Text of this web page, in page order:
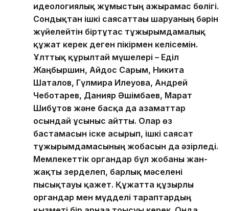
идеологиялық жұмыстың ажырамас бөлігі.
Сондықтан ішкі саясаттағы шаруаның бәрін
жүйелейтін біртұтас тұжырымдамалық
құжат керек деген пікірмен келісемін.
Ұлттық құрылтай мүшелері – Еділ
Жаңбыршин, Айдос Сарым, Никита
Шаталов, Гүлмира Илеуова, Андрей
Чеботарев, Данияр Әшімбаев, Марат
Шибұтов және басқа да азаматтар
осындай ұсыныс айтты. Олар өз
бастамасын іске асырып, ішкі саясат
тұжырымдамасының жобасын да әзірледі.
Мемлекеттік органдар бұл жобаны жан-
жақты зерделеп, барлық мәселені
пысықтауы қажет. Құжатта құзырлы
органдар мен мүдделі тараптардың